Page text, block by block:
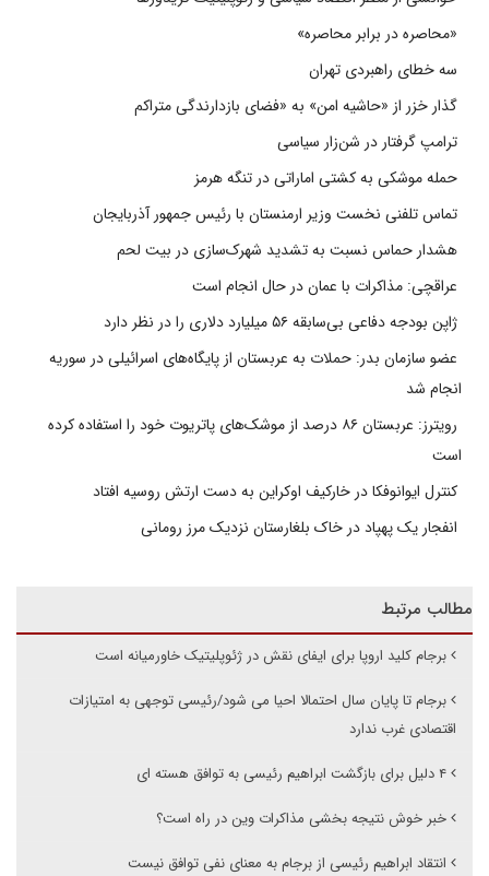
«محاصره در برابر محاصره»
سه خطای راهبردی تهران
گذار خزر از «حاشیه امن» به «فضای بازدارندگی متراکم
ترامپ گرفتار در شن‌زار سیاسی
حمله موشکی به کشتی اماراتی در تنگه هرمز
تماس تلفنی نخست وزیر ارمنستان با رئیس جمهور آذربایجان
هشدار حماس نسبت به تشدید شهرک‌سازی در بیت‌ لحم
عراقچی: مذاکرات با عمان در حال انجام است
ژاپن بودجه دفاعی بی‌سابقه ۵۶ میلیارد دلاری را در نظر دارد
عضو سازمان بدر: حملات به عربستان از پایگاه‌های اسرائیلی در سوریه
انجام شد
رویترز: عربستان ۸۶ درصد از موشک‌های پاتریوت خود را استفاده کرده
است
کنترل ایوانوفکا در خارکیف اوکراین به دست ارتش روسیه افتاد
انفجار یک پهپاد در خاک بلغارستان نزدیک مرز رومانی
مطالب مرتبط
برجام کلید اروپا برای ایفای نقش در ژئوپلیتیک خاورمیانه است
برجام تا پایان سال احتمالا احیا می شود/رئیسی توجهی به امتیازات
اقتصادی غرب ندارد
۴ دلیل برای بازگشت ابراهیم رئیسی به توافق هسته ای
خبر خوش نتیجه بخشی مذاکرات وین در راه است؟
انتقاد ابراهیم رئیسی از برجام به معنای نفی توافق نیست